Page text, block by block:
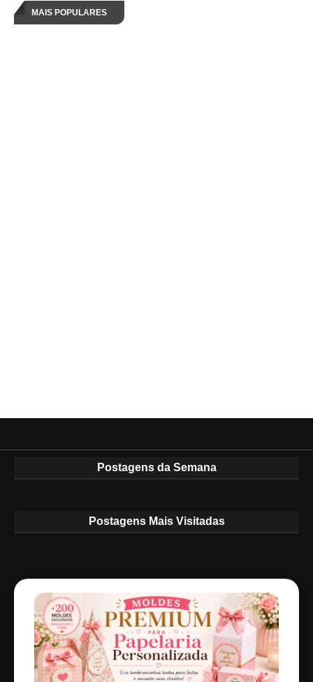
MAIS POPULARES
Postagens da Semana
Postagens Mais Visitadas